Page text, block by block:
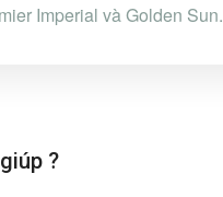
Imperial và Golden Sun.
?